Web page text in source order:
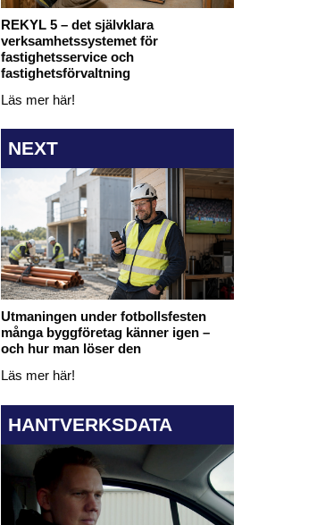
REKYL 5 – det självklara
verksamhetssystemet för
fastighetsservice och
fastighetsförvaltning
Läs mer här!
NEXT
Utmaningen under fotbollsfesten
många byggföretag känner igen –
och hur man löser den
Läs mer här!
HANTVERKSDATA